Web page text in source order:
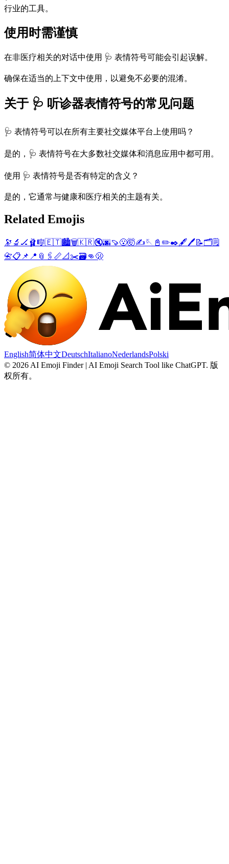
行业的工具。
使用时需谨慎
在非医疗相关的对话中使用 🩺 表情符号可能会引起误解。
确保在适当的上下文中使用，以避免不必要的混淆。
关于 🩺 听诊器表情符号的常见问题
🩺 表情符号可以在所有主要社交媒体平台上使用吗？
是的，🩺 表情符号在大多数社交媒体和消息应用中都可用。
使用 🩺 表情符号是否有特定的含义？
是的，它通常与健康和医疗相关的主题有关。
Related Emojis
🔭 🔬 🏒 🩰🎼🇪🇹🏙️🗑️🇰🇷🔇🌆🍠😮🤯✍️🪡 📓 ✏️✒️🖋️🖊️📝🗂️🗒️
📇📋 📌 📍 📎 🖇️ 📏📐 ✂️🗃️ 👊 🫢
English简体中文DeutschItalianoNederlandsPolski
© 2026 AI Emoji Finder | AI Emoji Search Tool like ChatGPT. 版
权所有。